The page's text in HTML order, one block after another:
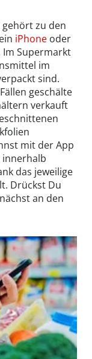
gehört zu den
iPhone oder
Im Supermarkt
im
sind.
geschälte
verkauft
mit der App
innerhalb
das jeweilige
Drückst Du
an den